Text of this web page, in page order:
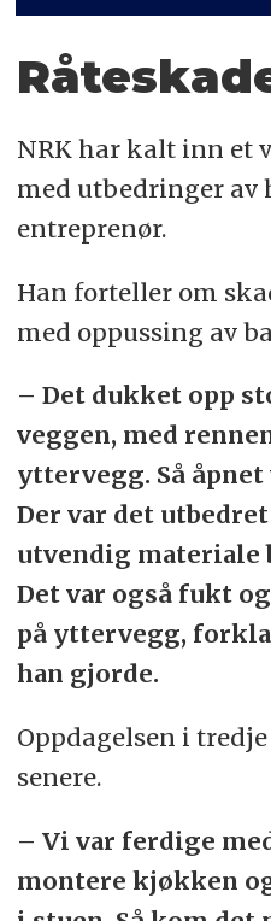
NRK har kalt inn et
med utbedringer av
entreprenør.
Han forteller om
med oppussing av
– Det dukket opp
veggen, med
yttervegg. Så
Der var det
utvendig materiale
Det var også fukt
på yttervegg,
han gjorde.
Oppdagelsen i
senere.
– Vi var ferdige
montere kjøkken